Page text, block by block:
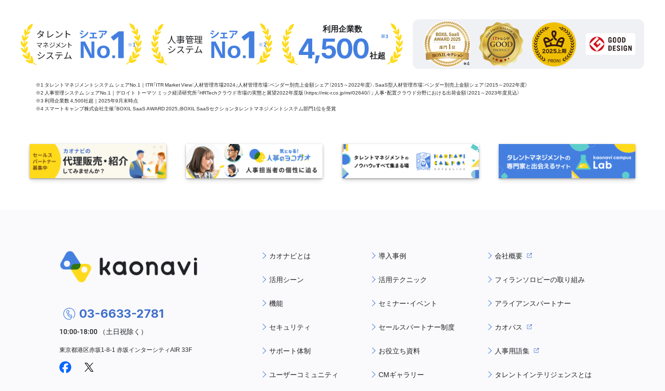
タレント
マネジメント
システム
※1 人事管理
システム ※2
利用企業数
4,500社超
※3
※1 タレントマネジメントシステム シェアNo.1｜ITR「ITR Market View：人材管理市場2024」人材管理市場：ベンダー別売上金額シェア（2015～2022年度）、SaaS型人材管理市場：ベンダー別売上金額シェア（2015～2022年度）
※2 人事管理システム シェアNo.1｜デロイト トーマツ ミック経済研究所「HRTechクラウド市場の実態と展望2022年度版（https://mic-r.co.jp/mr/02640/）」 人事・配置クラウド分野における出荷金額（2021～2023年度見込）
※3 利用企業数 4,500社超｜2025年9月末時点
※4 スマートキャンプ株式会社主催「BOXIL SaaS AWARD 2025」BOXIL SaaSセクションタレントマネジメントシステム部門1位を受賞
カオナビとは
活用シーン
機能
セキュリティ
サポート体制
ユーザーコミュニティ
導入事例
活用テクニック
セミナー・イベント
セールスパートナー制度
お役立ち資料
CMギャラリー
会社概要
フィランソロピーの取り組み
アライアンスパートナー
カオパス
人事用語集
タレントインテリジェンスとは
03-6633-2781
東京都港区赤坂1-8-1 赤坂インターシティAIR 33F